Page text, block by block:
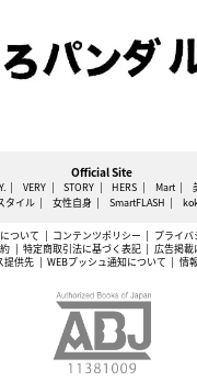
Official Site
VERY STORY HERS Mart
タイル
女性自身 SmartFLASH
ついて コンテンツポリシー
プライバ
特定商取引法に基づく表記
広告掲載
提供先 WEBプッシュ通知について 情